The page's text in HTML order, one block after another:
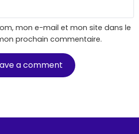
mon e-mail et mon site dans le
prochain commentaire.